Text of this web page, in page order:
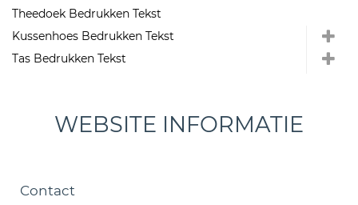
Theedoek Bedrukken Tekst
Kussenhoes Bedrukken Tekst
Tas Bedrukken Tekst
WEBSITE INFORMATIE
Contact